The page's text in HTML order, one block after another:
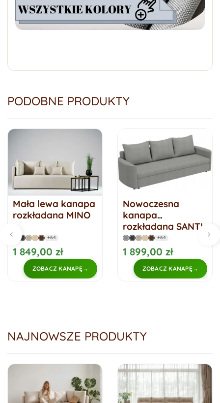
PODOBNE PRODUKTY
Mała lewa kanapa
rozkładana MINO
+64
1 849,00 zł
ZOBACZ KANAPĘ
Nowoczesna
kanapa
rozkładana SANTI
+64
1 899,00 zł
ZOBACZ KANAPĘ
NAJNOWSZE PRODUKTY